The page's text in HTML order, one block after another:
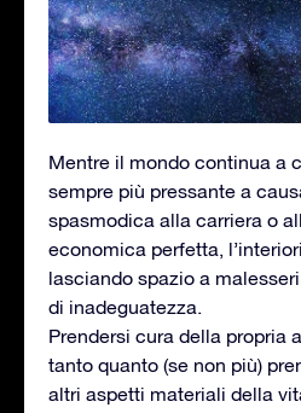
Mentre il mondo continua a
sempre più pressante a
spasmodica alla carriera o
economica perfetta,
lasciando spazio a
di inadeguatezza.
Prendersi cura della propria
tanto quanto (se non più)
altri aspetti materiali della